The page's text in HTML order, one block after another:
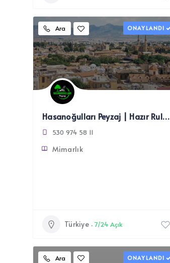
Ara ONAYLANDI
Hasanoğulları Peyzaj | Hazır Rulo Çim, Tel Çit ve Peyzaj
530 974 58 11
Mimarlık
Türkiye 7/24 Açık
Ara ONAYLANDI